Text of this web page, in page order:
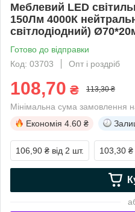
Меблевий LED
150Лм 4000К
світлодіодний)
Готово до відправки
Код: 03703
Опт і роздріб
108,70 ₴ 113,30 ₴
Мінімальна сума замовлення
Економія 4.60 ₴
106,90 ₴ від 2 шт. 103,30 ₴